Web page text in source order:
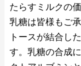
たらすミルクの
乳糖は皆様もご
トースが結合し
す。乳糖の合成